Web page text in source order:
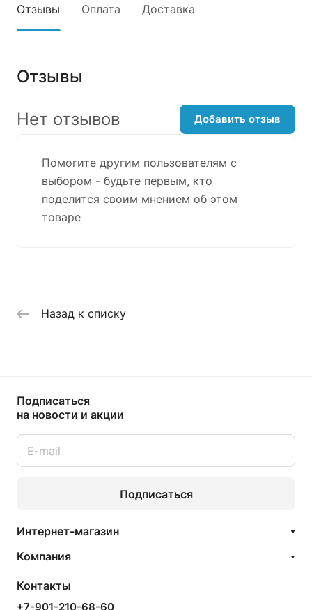
Отзывы Оплата Доставка
Отзывы
Помогите другим пользователям с
выбором - будьте первым, кто
поделится своим мнением об этом
товаре
Нет отзывов Добавить отзыв
Назад к списку
Подписаться
на новости и акции
Подписаться
Интернет-магазин
Компания
Контакты
+7-901-210-68-60